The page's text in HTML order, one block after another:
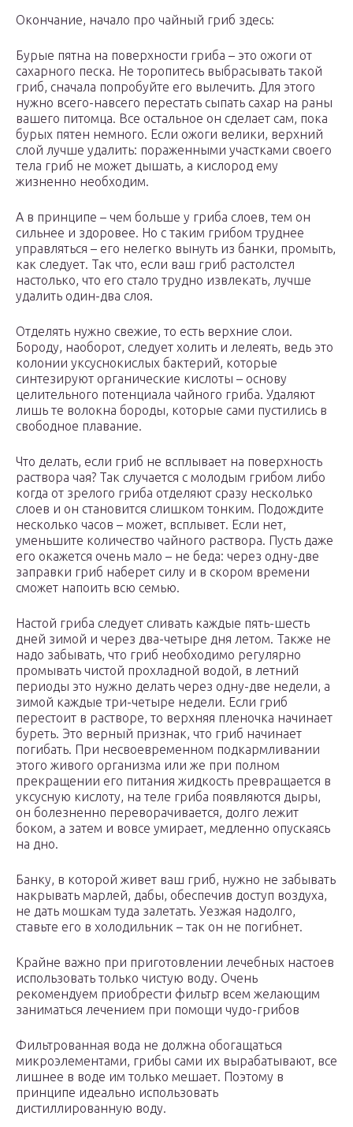
Окончание, начало про чайный гриб здесь:
Бурые пятна на поверхности гриба – это ожоги от
сахарного песка. Не торопитесь выбрасывать такой
гриб, сначала попробуйте его вылечить. Для этого
нужно всего-навсего перестать сыпать сахар на раны
вашего питомца. Все остальное он сделает сам, пока
бурых пятен немного. Если ожоги велики, верхний
слой лучше удалить: пораженными участками своего
тела гриб не может дышать, а кислород ему
жизненно необходим.
А в принципе – чем больше у гриба слоев, тем он
сильнее и здоровее. Но с таким грибом труднее
управляться – его нелегко вынуть из банки, промыть,
как следует. Так что, если ваш гриб растолстел
настолько, что его стало трудно извлекать, лучше
удалить один-два слоя.
Отделять нужно свежие, то есть верхние слои.
Бороду, наоборот, следует холить и лелеять, ведь это
колонии уксуснокислых бактерий, которые
синтезируют органические кислоты – основу
целительного потенциала чайного гриба. Удаляют
лишь те волокна бороды, которые сами пустились в
свободное плавание.
Что делать, если гриб не всплывает на поверхность
раствора чая? Так случается с молодым грибом либо
когда от зрелого гриба отделяют сразу несколько
слоев и он становится слишком тонким. Подождите
несколько часов – может, всплывет. Если нет,
уменьшите количество чайного раствора. Пусть даже
его окажется очень мало – не беда: через одну-две
заправки гриб наберет силу и в скором времени
сможет напоить всю семью.
Настой гриба следует сливать каждые пять-шесть
дней зимой и через два-четыре дня летом. Также не
надо забывать, что гриб необходимо регулярно
промывать чистой прохладной водой, в летний
периоды это нужно делать через одну-две недели, а
зимой каждые три-четыре недели. Если гриб
перестоит в растворе, то верхняя пленочка начинает
буреть. Это верный признак, что гриб начинает
погибать. При несвоевременном подкармливании
этого живого организма или же при полном
прекращении его питания жидкость превращается в
уксусную кислоту, на теле гриба появляются дыры,
он болезненно переворачивается, долго лежит
боком, а затем и вовсе умирает, медленно опускаясь
на дно.
Банку, в которой живет ваш гриб, нужно не забывать
накрывать марлей, дабы, обеспечив доступ воздуха,
не дать мошкам туда залетать. Уезжая надолго,
ставьте его в холодильник – так он не погибнет.
Крайне важно при приготовлении лечебных настоев
использовать только чистую воду. Очень
рекомендуем приобрести фильтр всем желающим
заниматься лечением при помощи чудо-грибов
Фильтрованная вода не должна обогащаться
микроэлементами, грибы сами их вырабатывают, все
лишнее в воде им только мешает. Поэтому в
принципе идеально использовать
дистиллированную воду.